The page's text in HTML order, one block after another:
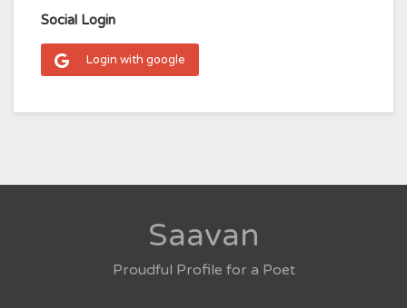
Social Login
Login with google
Saavan
Proudful Profile for a Poet